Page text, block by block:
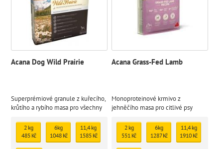
Acana Dog Wild Prairie
Superprémiové granule z kuřecího,
krůtího a rybího masa pro všechny
2 kg
485 Kč
6kg
1048 Kč
11,4 kg
1585 Kč
Acana Grass-Fed Lamb
Monoproteinové krmivo z
jehněčího masa pro citlivé psy
2 kg
551 Kč
6kg
1287 Kč
11,4 kg
1910 Kč